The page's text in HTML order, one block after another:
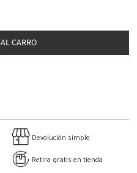
CARRO
Devolución simple
Retira gratis en tienda